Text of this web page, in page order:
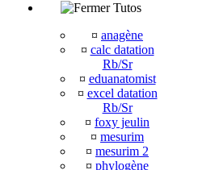
Tutos
¤ anagène
¤ calc datation
Rb/Sr
¤ eduanatomist
¤ excel datation
Rb/Sr
¤ foxy jeulin
¤ mesurim
¤ mesurim 2
¤ phylogène